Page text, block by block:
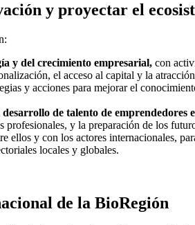
y proyectar el
y del crecimiento empresarial, con
el acceso al capital y la
y acciones para mejorar el
de talento de emprendedores
y la preparación de los
ellos y con los actores internacionales,
locales y globales.
de la BioRegión